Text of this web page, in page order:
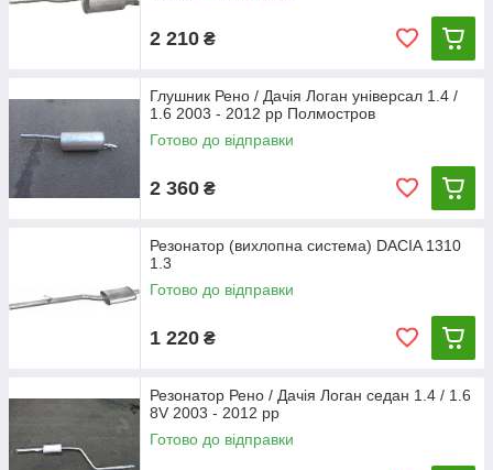
2 210 ₴
Глушник Рено / Дачія Логан універсал 1.4 /
1.6 2003 - 2012 рр Полмостров
Готово до відправки
2 360 ₴
Резонатор (вихлопна система) DACIA 1310
1.3
Готово до відправки
1 220 ₴
Резонатор Рено / Дачія Логан седан 1.4 / 1.6
8V 2003 - 2012 рр
Готово до відправки